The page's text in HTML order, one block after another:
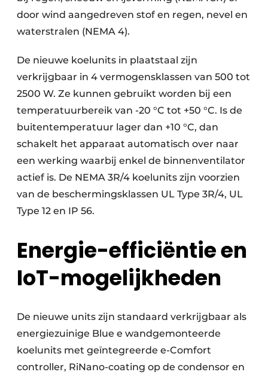
door wind aangedreven stof en regen, nevel en
waterstralen (NEMA 4).
De nieuwe koelunits in plaatstaal zijn
verkrijgbaar in 4 vermogensklassen van 500 tot
2500 W. Ze kunnen gebruikt worden bij een
temperatuurbereik van -20 °C tot +50 °C. Is de
buitentemperatuur lager dan +10 °C, dan
schakelt het apparaat automatisch over naar
een werking waarbij enkel de binnenventilator
actief is. De NEMA 3R/4 koelunits zijn voorzien
van de beschermingsklassen UL Type 3R/4, UL
Type 12 en IP 56.
Energie-efficiëntie en
IoT-mogelijkheden
De nieuwe units zijn standaard verkrijgbaar als
energiezuinige Blue e wandgemonteerde
koelunits met geïntegreerde e-Comfort
controller, RiNano-coating op de condensor en